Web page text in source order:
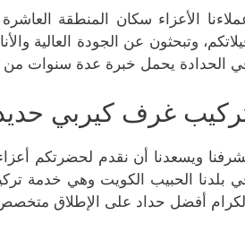
الأعزاء سكان المنطقة
وتبحثون عن الجودة العالية
الحدادة يحمل خبرة عدة سنوات من
غرف كيربي
ويسعدنا أن نقدم لحضرتكم
بلدنا الحبيب الكويت وهي خدمة
الكرام أفضل حداد على الإطلاق